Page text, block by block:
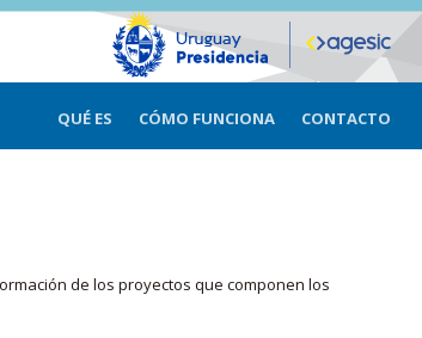
QUÉ ES CÓMO FUNCIONA CONTACTO
de los proyectos que componen los